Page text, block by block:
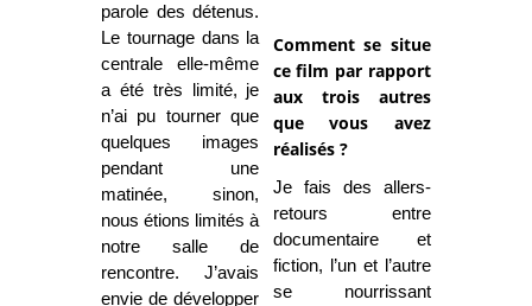
parole des détenus.
Le tournage dans la
centrale elle-même
a été très limité, je
n’ai pu tourner que
quelques images
pendant une
matinée, sinon,
nous étions limités à
notre salle de
rencontre. J’avais
envie de développer
Comment se situe
ce film par rapport
aux trois autres
que vous avez
réalisés ?
Je fais des allers-
retours entre
documentaire et
fiction, l’un et l’autre
se nourrissant